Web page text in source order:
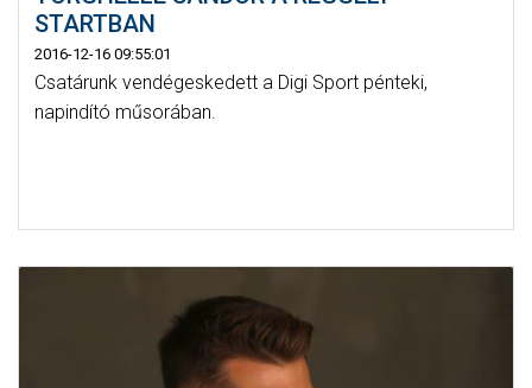
STARTBAN
2016-12-16 09:55:01
Csatárunk vendégeskedett a Digi Sport pénteki,
napindító műsorában.